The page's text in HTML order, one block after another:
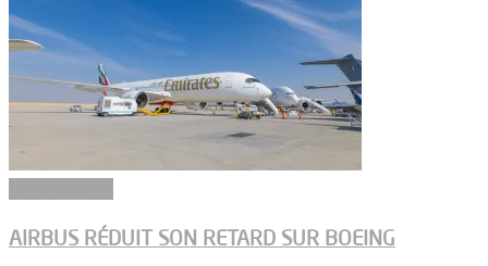
AIRBUS RÉDUIT SON RETARD SUR BOEING